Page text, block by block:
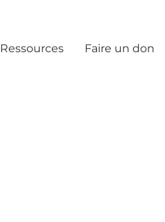
Ressources Faire un don